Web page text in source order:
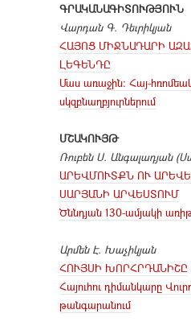
ԳՐԱԿԱՆԱԳԻՏՈՒԹՅՈՒՆ
Վարդան Գ. Դեւրիկյան
ՀԱՅՈՑ ՄԻՋՆԱԴԱՐԻ
ԼԵԳԵՆԴԸ
Մաս առաջին: Հայ-
սկզբնաղբյուրներում
ՄՇԱԿՈՒՅԹ
Ռուբեն Ս. Անգալադյան
ԱՐԵՎՄՈՒՏՔՆ ՈՒ
ՍԱՐՅԱՆԻ ԱՐՎԵՍՏՈՒՄ
Ծննդյան 130-ամյակի
Արմեն Է. Խաչիկյան
ՀՈՒՅՍԻ ԽՈՐՀՐԴԱՆԻՇԸ
Հայուհու դիմանկարը
թանգարանում